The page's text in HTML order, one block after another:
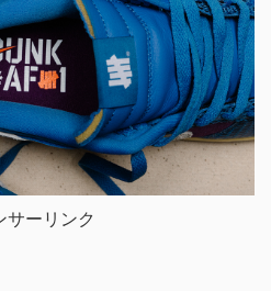
サーリンク